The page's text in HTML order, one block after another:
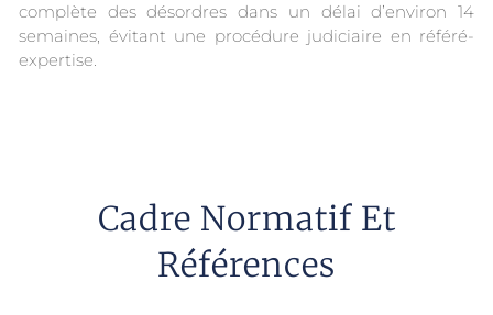
complète des désordres dans un délai d’environ 14
semaines, évitant une procédure judiciaire en référé-
expertise.
Cadre Normatif Et
Références